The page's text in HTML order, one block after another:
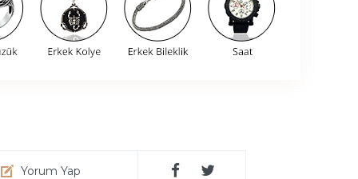
Yorum Yap